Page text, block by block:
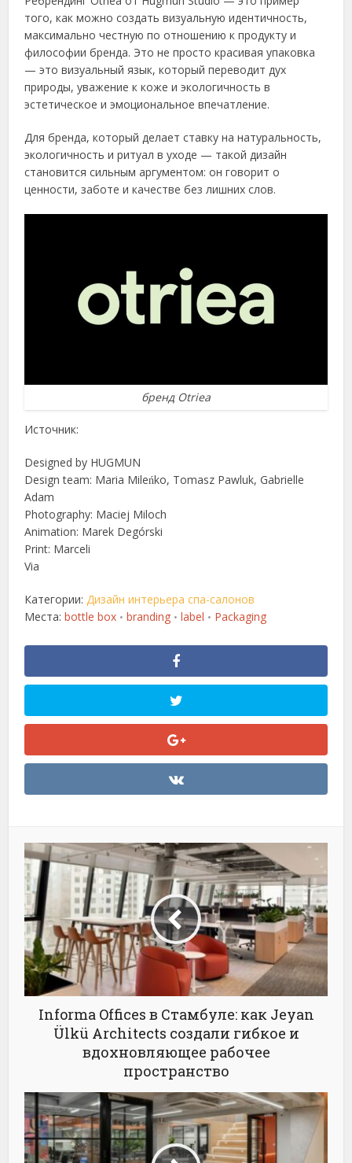
того, как можно создать визуальную идентичность,
максимально честную по отношению к продукту и
философии бренда. Это не просто красивая упаковка
— это визуальный язык, который переводит дух
природы, уважение к коже и экологичность в
эстетическое и эмоциональное впечатление.
Для бренда, который делает ставку на натуральность,
экологичность и ритуал в уходе — такой дизайн
становится сильным аргументом: он говорит о
ценности, заботе и качестве без лишних слов.
бренд Otriea
Источник:
Designed by HUGMUN
Design team: Maria Mileńko, Tomasz Pawluk, Gabrielle
Adam
Photography: Maciej Miloch
Animation: Marek Degórski
Print: Marceli
Via
Категории:Дизайн интерьера спа-салонов
Места:bottle box • branding • label • Packaging
Informa Offices в Стамбуле: как Jeyan
Ülkü Architects создали гибкое и
вдохновляющее рабочее
пространство